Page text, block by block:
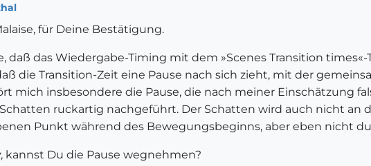
für Deine Bestätigung.
daß das Wiedergabe-Timing mit dem »Scenes Transition
die Transition-Zeit eine Pause nach sich zieht, mit der
mich insbesondere die Pause, die nach meiner Einschätzung
ruckartig nachgeführt. Der Schatten wird auch nicht an
Punkt während des Bewegungsbeginns, aber eben nicht
kannst Du die Pause wegnehmen?